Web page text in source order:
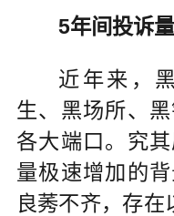
5年间投诉
近年来，
生、黑场所、
各大端口。究
量极速增加的
良莠不齐，存在